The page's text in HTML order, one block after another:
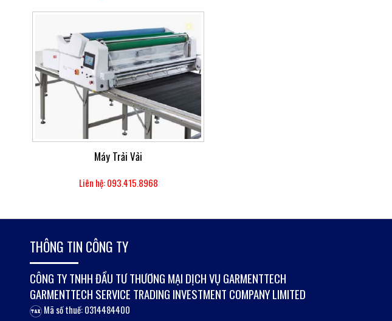
Máy Trải Vải
Liên hệ: 093.415.8968
THÔNG TIN CÔNG TY
CÔNG TY TNHH ĐẦU TƯ THƯƠNG MẠI DỊCH VỤ GARMENTTECH
GARMENTTECH SERVICE TRADING INVESTMENT COMPANY LIMITED
Mã số thuế: 0314484400